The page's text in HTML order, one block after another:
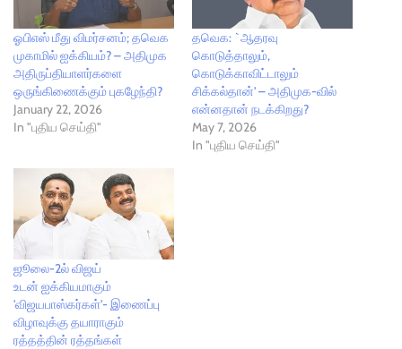
ஓபிஎஸ் மீது விமர்சனம்; தவெக
முகாமில் ஐக்கியம்? – அதிமுக
அதிருப்தியாளர்களை
ஒருங்கிணைக்கும் புகழேந்தி?
January 22, 2026
In "புதிய செய்தி"
தவெக: `ஆதரவு
கொடுத்தாலும்,
கொடுக்காவிட்டாலும்
சிக்கல்தான்' – அதிமுக-வில்
என்னதான் நடக்கிறது?
May 7, 2026
In "புதிய செய்தி"
ஜூலை-2ல் விஜய்
உடன் ஐக்கியமாகும்
'விஜயபாஸ்கர்கள்'- இணைப்பு
விழாவுக்கு தயாராகும்
ரத்தத்தின் ரத்தங்கள்